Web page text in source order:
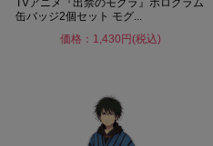
TVアニメ『出禁のモグラ』ホログラム
缶バッジ2個セット モグ...
価格：1,430円(税込)